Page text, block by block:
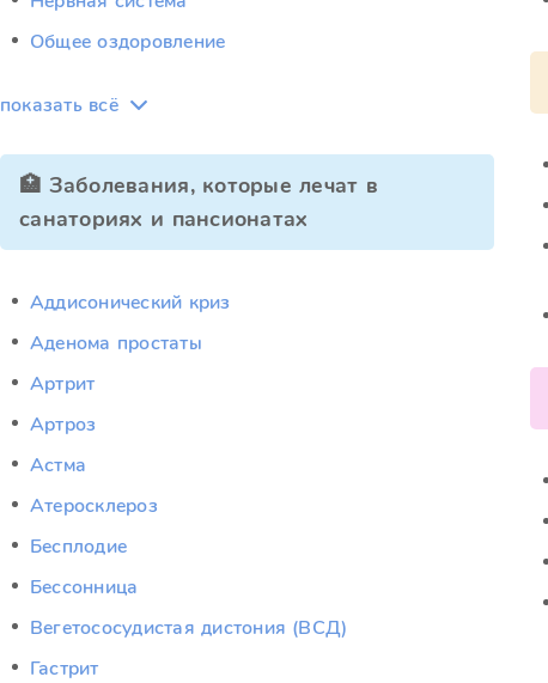
Общее оздоровление
показать всё
🏥 Заболевания, которые лечат в
санаториях и пансионатах
Аддисонический криз
Аденома простаты
Артрит
Артроз
Астма
Атеросклероз
Бесплодие
Бессонница
Вегетососудистая дистония (ВСД)
Гастрит